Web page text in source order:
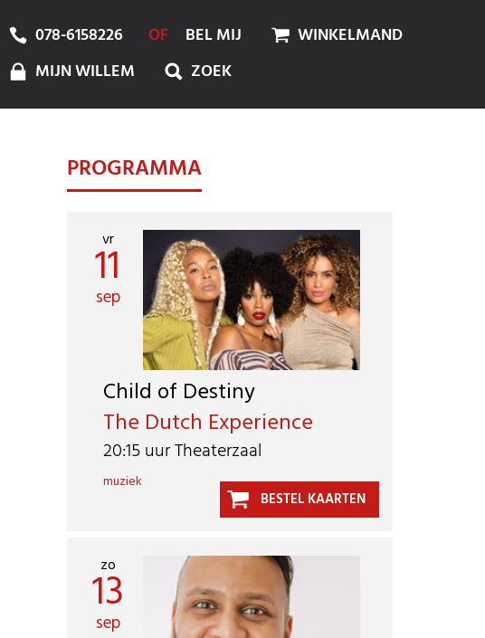
078-6158226 OF BEL MIJ
WINKELMAND
MIJN WILLEM
ZOEK
PROGRAMMA
vr
11
sep
Child of Destiny
The Dutch Experience
20:15 uur Theaterzaal
muziek
BESTEL KAARTEN
zo
13
sep